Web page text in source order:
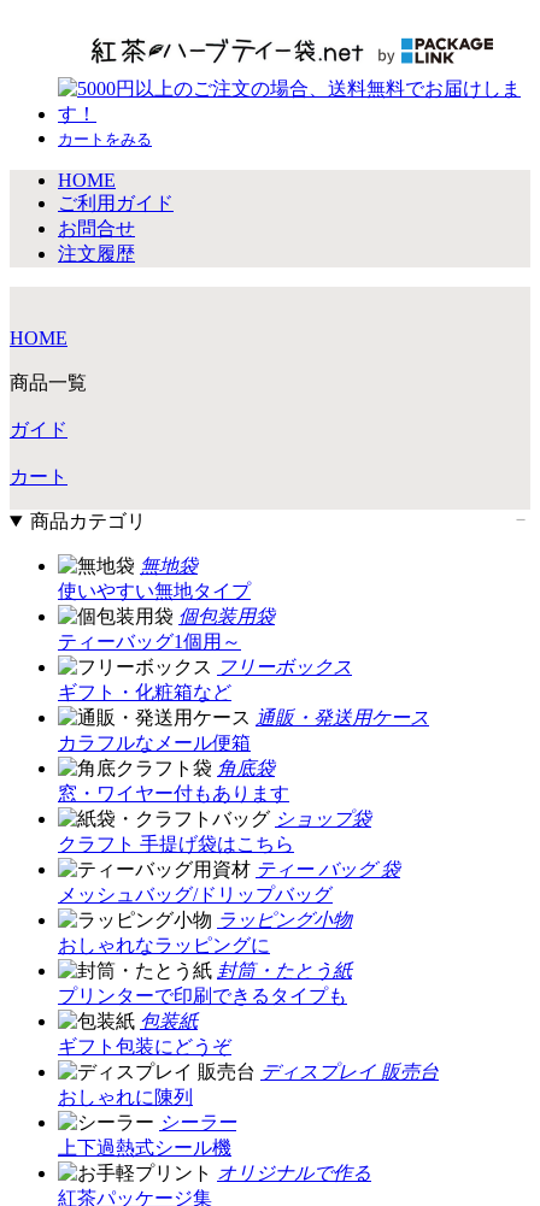
カートをみる
HOME
ご利用ガイド
お問合せ
注文履歴
HOME
商品一覧
ガイド
カート
商品カテゴリ
無地袋
使いやすい無地タイプ
個包装用袋
ティーバッグ1個用～
フリーボックス
ギフト・化粧箱など
通販・発送用ケース
カラフルなメール便箱
角底袋
窓・ワイヤー付もあります
ショップ袋
クラフト 手提げ袋はこちら
ティー バッグ 袋
メッシュバッグ/ドリップバッグ
ラッピング小物
おしゃれなラッピングに
封筒・たとう紙
プリンターで印刷できるタイプも
包装紙
ギフト包装にどうぞ
ディスプレイ 販売台
おしゃれに陳列
シーラー
上下過熱式シール機
オリジナルで作る
紅茶パッケージ集